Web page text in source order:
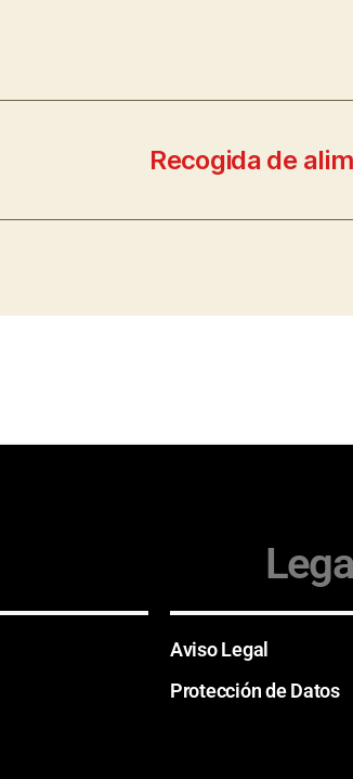
Recogida de
Aviso Legal
Protección de Datos